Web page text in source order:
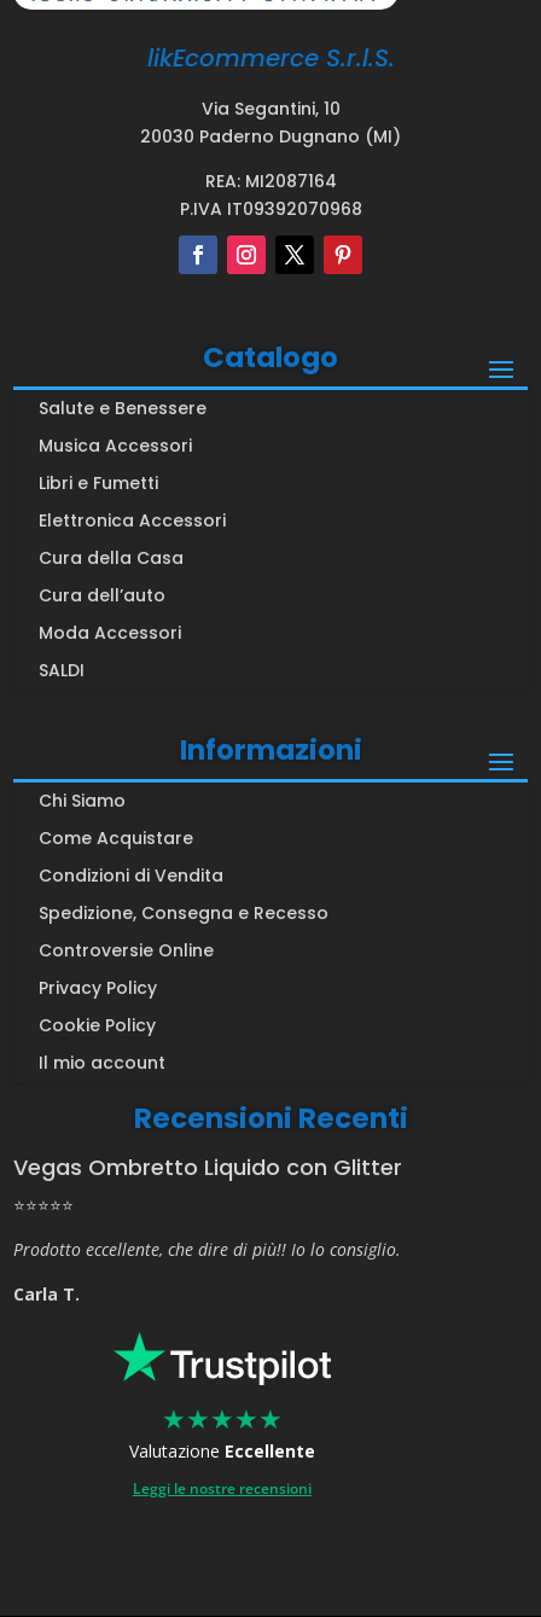
likEcommerce S.r.l.S.
Via Segantini, 10
20030 Paderno Dugnano (MI)
REA: MI2087164
P.IVA IT09392070968
Catalogo
Salute e Benessere
Musica Accessori
Libri e Fumetti
Elettronica Accessori
Cura della Casa
Cura dell’auto
Moda Accessori
SALDI
Informazioni
Chi Siamo
Come Acquistare
Condizioni di Vendita
Spedizione, Consegna e Recesso
Controversie Online
Privacy Policy
Cookie Policy
Il mio account
Recensioni Recenti
Vegas Ombretto Liquido con Glitter
⭐⭐⭐⭐⭐
Prodotto eccellente, che dire di più!! Io lo consiglio.
Carla T.
★★★★★
Valutazione Eccellente
Leggi le nostre recensioni